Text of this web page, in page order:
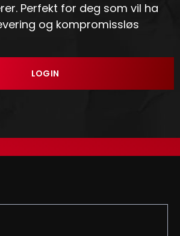
Perfekt for deg som vil ha
og kompromissløs
LOGIN